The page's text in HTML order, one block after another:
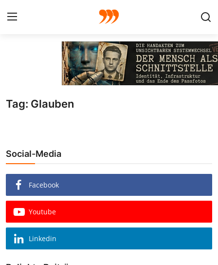
Galerie
Redaktion
Beiträge
Vorproduktion
Tag: Glauben
Social-Media
Facebook
Youtube
Linkedin